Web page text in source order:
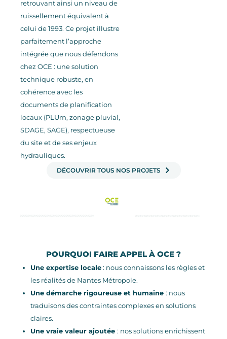
retrouvant ainsi un niveau de
ruissellement équivalent à
celui de 1993. Ce projet illustre
parfaitement l’approche
intégrée que nous défendons
chez OCE : une solution
technique robuste, en
cohérence avec les
documents de planification
locaux (PLUm, zonage pluvial,
SDAGE, SAGE), respectueuse
du site et de ses enjeux
hydrauliques.
DÉCOUVRIR TOUS NOS PROJETS
POURQUOI FAIRE APPEL À OCE ?
Une expertise locale: nous connaissons les règles et
les réalités de Nantes Métropole.
Une démarche rigoureuse et humaine : nous
traduisons des contraintes complexes en solutions
claires.
Une vraie valeur ajoutée : nos solutions enrichissent